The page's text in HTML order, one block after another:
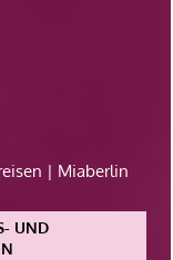
| Miaberlin
UND